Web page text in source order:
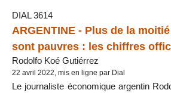
DIAL 3614
ARGENTINE - Plus de la
sont pauvres : les chiffres
Rodolfo Koé Gutiérrez
22 avril 2022, mis en ligne par Dial
Le journaliste économique argentin